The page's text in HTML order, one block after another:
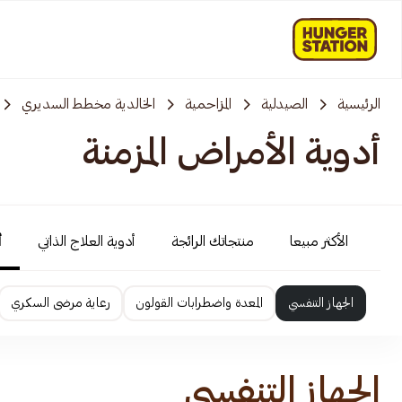
الرئيسية الصيدلية المزاحمية‎‎ الخالدية مخطط السديري
أدوية الأمراض المزمنة
الأكثر مبيعا منتجاتك الرائجة أدوية العلاج الذاتي
الجهاز التنفسي المعدة واضطرابات القولون رعاية مرضى السكري
الجهاز التنفسي